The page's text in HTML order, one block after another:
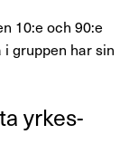
Arbetsmiljö
10:e och 90:e
gruppen har sin
yrkes­